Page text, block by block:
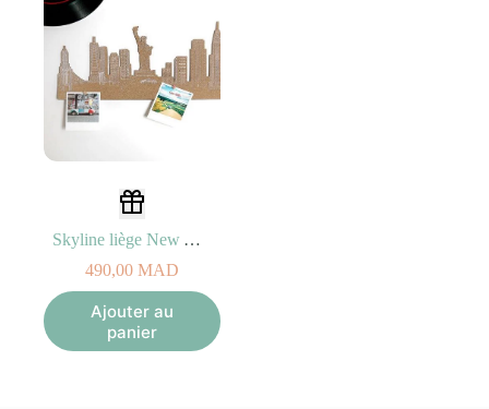
Skyline liège New York
490,00 MAD
Ajouter au
panier